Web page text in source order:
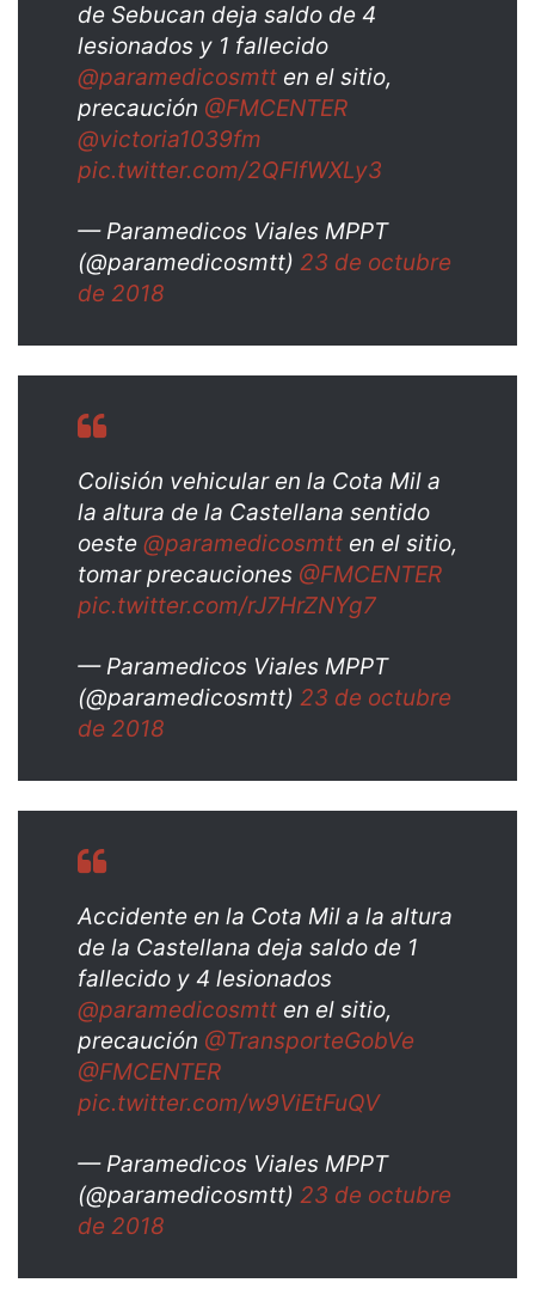
de Sebucan deja saldo de 4
lesionados y 1 fallecido
@paramedicosmtt en el sitio,
precaución @FMCENTER
@victoria1039fm
pic.twitter.com/2QFlfWXLy3
— Paramedicos Viales MPPT
(@paramedicosmtt) 23 de octubre
de 2018
Colisión vehicular en la Cota Mil a
la altura de la Castellana sentido
oeste @paramedicosmtt en el sitio,
tomar precauciones @FMCENTER
pic.twitter.com/rJ7HrZNYg7
— Paramedicos Viales MPPT
(@paramedicosmtt) 23 de octubre
de 2018
Accidente en la Cota Mil a la altura
de la Castellana deja saldo de 1
fallecido y 4 lesionados
@paramedicosmtt en el sitio,
precaución @TransporteGobVe
@FMCENTER
pic.twitter.com/w9ViEtFuQV
— Paramedicos Viales MPPT
(@paramedicosmtt) 23 de octubre
de 2018